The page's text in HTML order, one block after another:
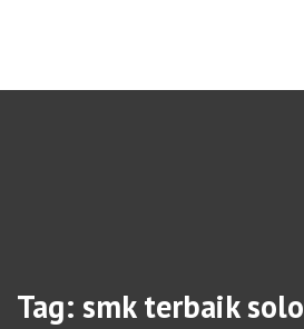
Tag: smk terbaik solo